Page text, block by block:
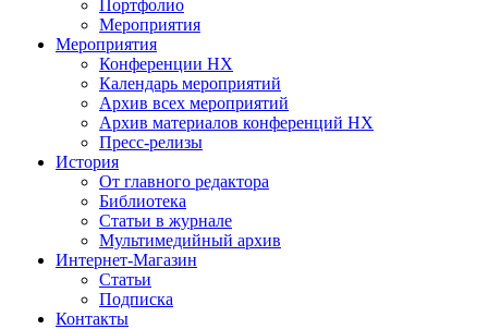
Портфолио
Мероприятия
Мероприятия
Конференции НХ
Календарь мероприятий
Архив всех мероприятий
Архив материалов конференций НХ
Пресс-релизы
История
От главного редактора
Библиотека
Статьи в журнале
Мультимедийный архив
Интернет-Магазин
Статьи
Подписка
Контакты